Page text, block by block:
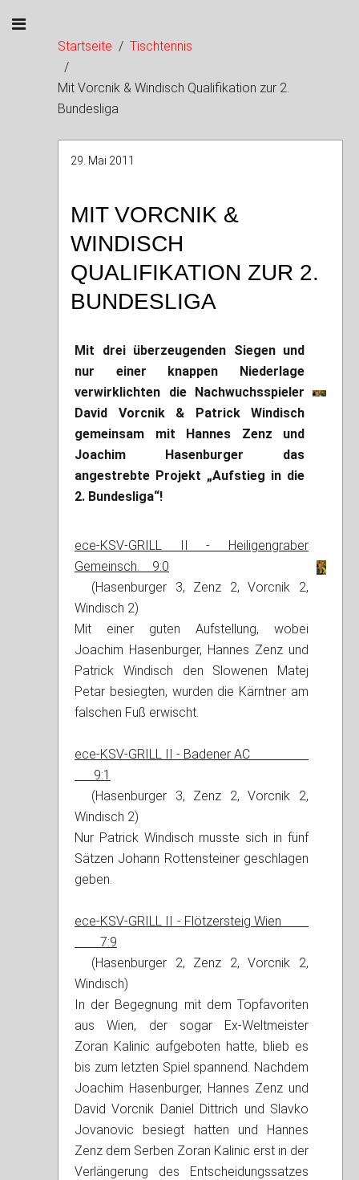
Startseite Tischtennis
Mit Vorcnik & Windisch Qualifikation zur 2.
Bundesliga
29. Mai 2011
MIT VORCNIK &
WINDISCH
QUALIFIKATION ZUR 2.
BUNDESLIGA
Mit drei überzeugenden Siegen und
nur einer knappen Niederlage
verwirklichten die Nachwuchsspieler
David Vorcnik & Patrick Windisch
gemeinsam mit Hannes Zenz und
Joachim Hasenburger das
angestrebte Projekt „Aufstieg in die
2. Bundesliga“!
ece-KSV-GRILL II - Heiligengraber
Gemeinsch. 9:0
(Hasenburger 3, Zenz 2, Vorcnik 2,
Windisch 2)
Mit einer guten Aufstellung, wobei
Joachim Hasenburger, Hannes Zenz und
Patrick Windisch den Slowenen Matej
Petar besiegten, wurden die Kärntner am
falschen Fuß erwischt.
ece-KSV-GRILL II - Badener AC
9:1
(Hasenburger 3, Zenz 2, Vorcnik 2,
Windisch 2)
Nur Patrick Windisch musste sich in fünf
Sätzen Johann Rottensteiner geschlagen
geben.
ece-KSV-GRILL II - Flötzersteig Wien
7:9
(Hasenburger 2, Zenz 2, Vorcnik 2,
Windisch)
In der Begegnung mit dem Topfavoriten
aus Wien, der sogar Ex-Weltmeister
Zoran Kalinic aufgeboten hatte, blieb es
bis zum letzten Spiel spannend. Nachdem
Joachim Hasenburger, Hannes Zenz und
David Vorcnik Daniel Dittrich und Slavko
Jovanovic besiegt hatten und Hannes
Zenz dem Serben Zoran Kalinic erst in der
Verlängerung des Entscheidungssatzes